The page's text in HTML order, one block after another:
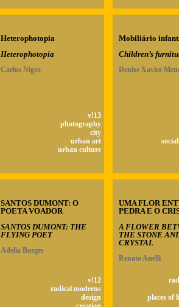
Heterophotopia
Heterophotopia
Carlos Nigro
v!13
photography
city
urban art
urban culture
Mobiliário
Children’s
Denise Xavier
SANTOS DUMONT: O
POETA VOADOR
SANTOS DUMONT: THE
FLYING POET
Adelia Borges
v!12
radical moderns
design
UMA FLOR
PEDRA E O
A FLOWER
THE STONE
CRYSTAL
Renato Anelli
places of